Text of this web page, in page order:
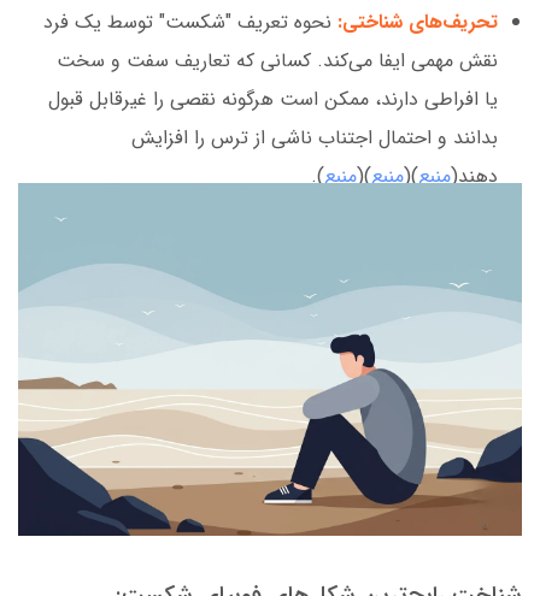
تحریف‌های شناختی: نحوه تعریف "شکست" توسط یک فرد
نقش مهمی ایفا می‌کند. کسانی که تعاریف سفت و سخت
یا افراطی دارند، ممکن است هرگونه نقصی را غیرقابل قبول
بدانند و احتمال اجتناب ناشی از ترس را افزایش
دهند(منبع)(منبع)(منبع).